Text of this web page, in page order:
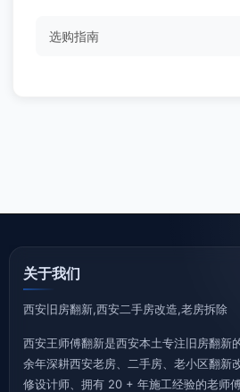
选购指南
关于我们
西安旧房翻新,西安二手房改造,老房拆除
西安王师傅翻新是西安本土专注旧房翻新
余年深耕西安老房、二手房、老小区翻新
修设计师、拥有 20 + 年施工经验的老师